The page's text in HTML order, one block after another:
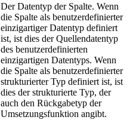
Der Datentyp der Spalte. Wenn
die Spalte als benutzerdefinierter
einzigartiger Datentyp definiert
ist, ist dies der Quellendatentyp
des benutzerdefinierten
einzigartigen Datentyps. Wenn
die Spalte als benutzerdefinierter
strukturierter Typ definiert ist, ist
dies der strukturierte Typ, der
auch den Rückgabetyp der
Umsetzungsfunktion angibt.